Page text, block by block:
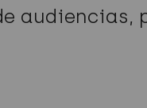
audiencias,